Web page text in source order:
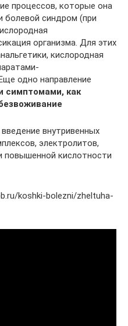
процессов, которые она
синдром (при
организма. Для этих
кислородная
одно направление
симптомами, как
внутривенных
электролитов,
повышенной кислотности
koshki-bolezni/zheltuha-